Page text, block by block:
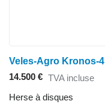
Veles-Agro Kronos-4
14.500 € TVA incluse
Herse à disques